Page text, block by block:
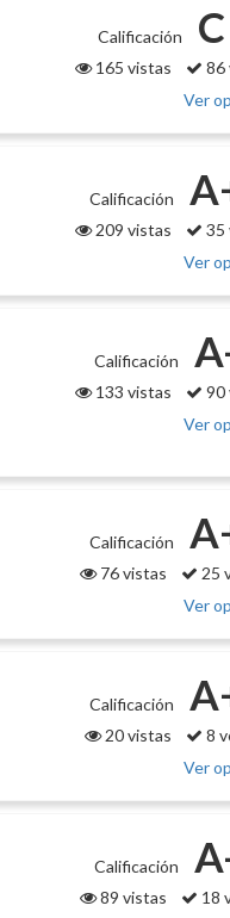
Calificación C
165 vistas
86
Ver
Calificación
209 vistas
35
Ver
Calificación
133 vistas
90
Ver
Calificación
76 vistas
25
Ver
Calificación
20 vistas
8
Ver
Calificación
89 vistas
18